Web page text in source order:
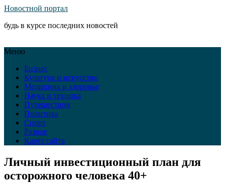
Новостной портал
будь в курсе последних новостей
Меню
Бизнес
Культура и искусство
Медицина и здоровье
Наука и техника
Путешествия
Политика
Спорт
Разное
Карта сайта
Личный инвестиционный план для
осторожного человека 40+